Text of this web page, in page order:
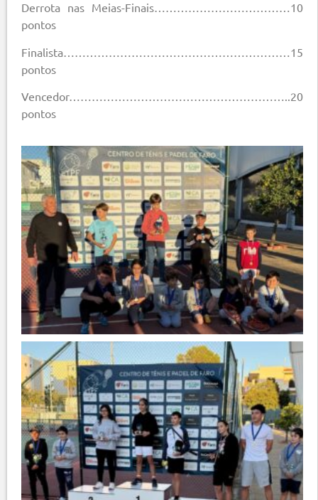
Derrota nas Meias-Finais………………………………10
pontos
Finalista……………………………………………………15
pontos
Vencedor…………………………………………………..20
pontos